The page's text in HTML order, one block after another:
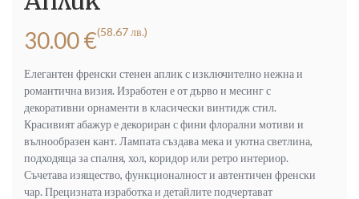
30.00€(58.67 лв.)
Елегантен френски стенен аплик с изключително нежна и
романтична визия. Изработен е от дърво и месинг с
декоративни орнаменти в класически винтидж стил.
Красивият абажур е декориран с фини флорални мотиви и
вълнообразен кант. Лампата създава мека и уютна светлина,
подходяща за спалня, хол, коридор или ретро интериор.
Съчетава изящество, функционалност и автентичен френски
чар. Прецизната изработка и детайлите подчертават